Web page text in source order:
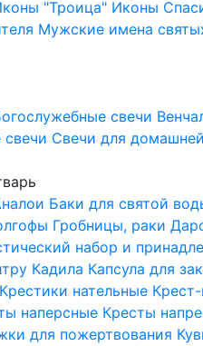
"Троица" Иконы
Мужские имена
свечи
Свечи для
Баки для святой
Гробницы, раки
набор и
Кадила Капсула для
Крестики нательные
наперсные Кресты
для пожертвования